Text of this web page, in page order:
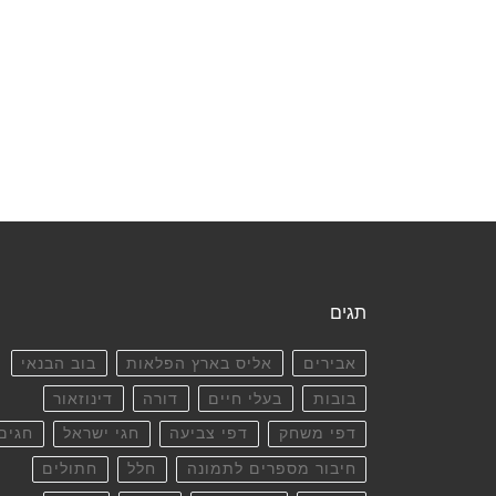
תגים
אבירים אליס בארץ הפלאות בוב הבנאי
בובות בעלי חיים דורה דינוזאור
דפי משחק דפי צביעה חגי ישראל
חיבור מספרים לתמונה חלל חתולים